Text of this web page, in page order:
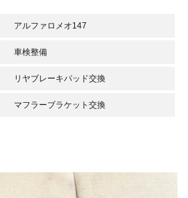
アルファロメオ147
車検整備
リヤブレーキパッド交換
マフラーブラケット交換